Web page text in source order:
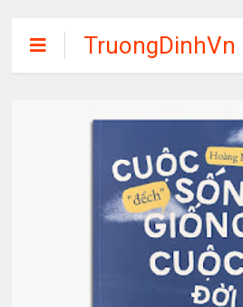
TruongDinhVn
Chia sẽ ebook,
phần mềm học
tập miễn phí